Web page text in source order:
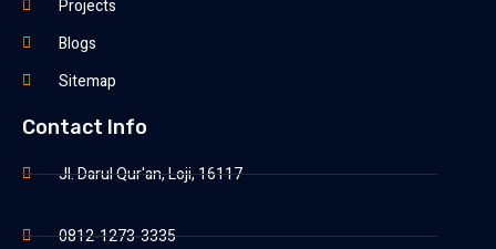
Projects
Blogs
Sitemap
Contact Info
Jl. Darul Qur'an, Loji, 16117
0812-1273-3335